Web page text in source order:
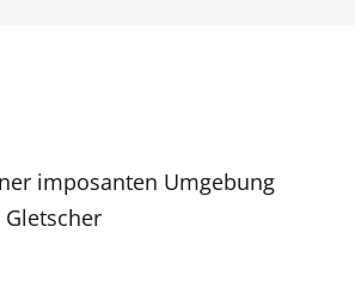
imposanten Umgebung